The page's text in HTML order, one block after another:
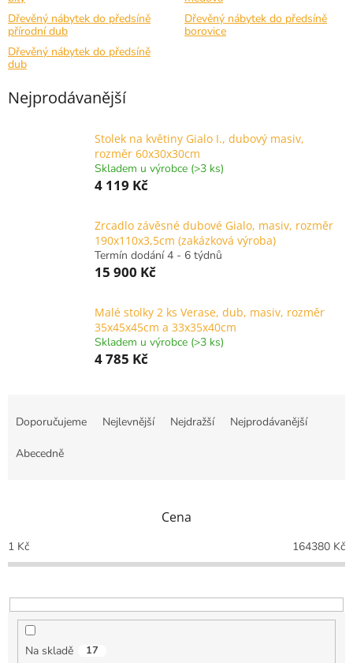
Dřevěný nábytek do předsíně
přírodní dub
Dřevěný nábytek do předsíně
borovice
Dřevěný nábytek do předsíně
dub
Nejprodávanější
Stolek na květiny Gialo I., dubový masiv,
rozměr 60x30x30cm
Skladem u výrobce (>3 ks)
4 119 Kč
Zrcadlo závěsné dubové Gialo, masiv, rozměr
190x110x3,5cm (zakázková výroba)
Termín dodání 4 - 6 týdnů
15 900 Kč
Malé stolky 2 ks Verase, dub, masiv, rozměr
35x45x45cm a 33x35x40cm
Skladem u výrobce (>3 ks)
4 785 Kč
o
d
k
t
Doporučujeme Nejlevnější Nejdražší Nejprodávanější
Abecedně
Cena
1 Kč 164380 Kč
Na skladě 17